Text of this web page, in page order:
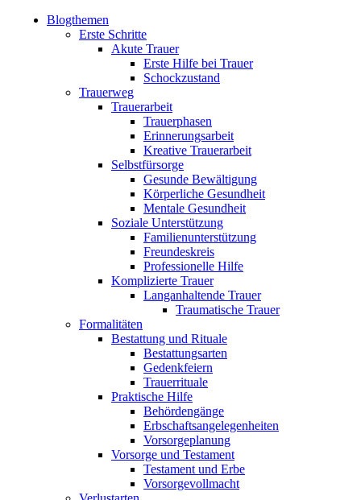
Blogthemen
Erste Schritte
Akute Trauer
Erste Hilfe bei Trauer
Schockzustand
Trauerweg
Trauerarbeit
Trauerphasen
Erinnerungsarbeit
Kreative Trauerarbeit
Selbstfürsorge
Gesunde Bewältigung
Körperliche Gesundheit
Mentale Gesundheit
Soziale Unterstützung
Familienunterstützung
Freundeskreis
Professionelle Hilfe
Komplizierte Trauer
Langanhaltende Trauer
Traumatische Trauer
Formalitäten
Bestattung und Rituale
Bestattungsarten
Gedenkfeiern
Trauerrituale
Praktische Hilfe
Behördengänge
Erbschaftsangelegenheiten
Vorsorgeplanung
Vorsorge und Testament
Testament und Erbe
Vorsorgevollmacht